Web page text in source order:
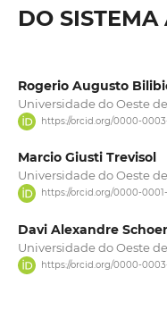
DO SISTEMA
Rogerio Augusto
Universidade do Oeste
https://orcid.org/0000-
Marcio Giusti Trevisol
Universidade do Oeste
https://orcid.org/0000-0001-
Davi Alexandre
Universidade do Oeste
https://orcid.org/0000-